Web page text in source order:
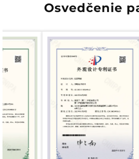
Osvedčenie